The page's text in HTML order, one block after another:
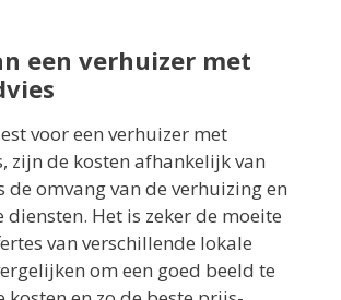
een verhuizer met
voor een verhuizer met
zijn de kosten afhankelijk van
de omvang van de verhuizing en
Het is zeker de moeite
van verschillende lokale
om een goed beeld te